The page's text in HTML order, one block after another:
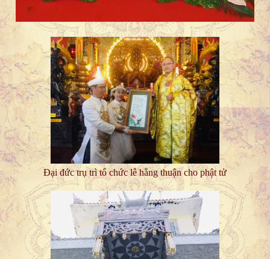
Đại đức trụ trì tổ chức lễ hằng thuận cho phật tử